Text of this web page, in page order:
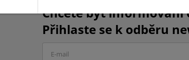
Chcete být informováni
Přihlaste se k odběru